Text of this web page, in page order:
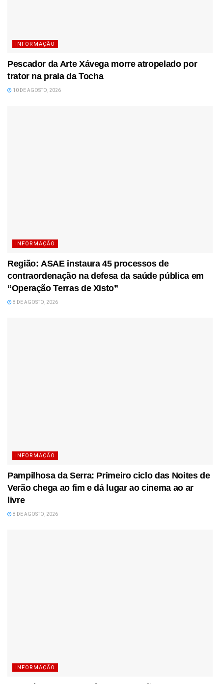
INFORMAÇÃO
Pescador da Arte Xávega morre atropelado por
trator na praia da Tocha
10 DE AGOSTO, 2026
INFORMAÇÃO
Região: ASAE instaura 45 processos de
contraordenação na defesa da saúde pública em
“Operação Terras de Xisto”
8 DE AGOSTO, 2026
INFORMAÇÃO
Pampilhosa da Serra: Primeiro ciclo das Noites de
Verão chega ao fim e dá lugar ao cinema ao ar
livre
8 DE AGOSTO, 2026
INFORMAÇÃO